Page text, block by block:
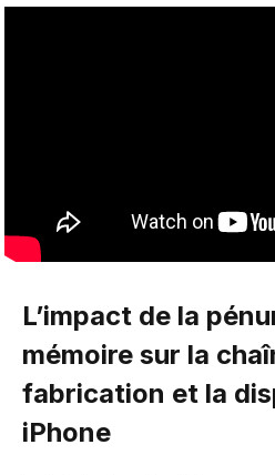
L’impact de la
mémoire sur la
fabrication et la
iPhone